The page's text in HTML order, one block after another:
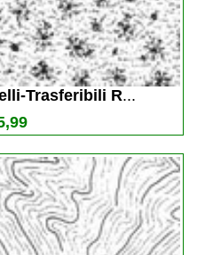
Trasferibili R...